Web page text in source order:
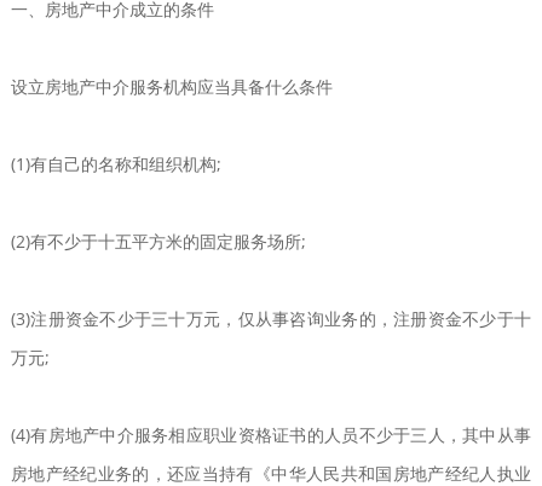
一、房地产中介成立的条件
设立房地产中介服务机构应当具备什么条件
(1)有自己的名称和组织机构;
(2)有不少于十五平方米的固定服务场所;
(3)注册资金不少于三十万元，仅从事咨询业务的，注册资金不少于十
万元;
(4)有房地产中介服务相应职业资格证书的人员不少于三人，其中从事
房地产经纪业务的，还应当持有《中华人民共和国房地产经纪人执业